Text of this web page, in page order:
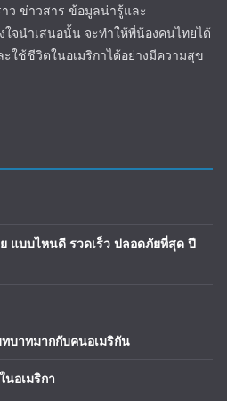
าว ข่าวสาร ข้อมูลน่ารู้และ
จนำเสนอนั้น จะทำให้พี่น้องคนไทยได้
ใช้ชีวิตในอเมริกาได้อย่างมีความสุข
แบบไหนดี รวดเร็ว ปลอดภัยที่สุด ปี
บาทมากกับคนอเมริกัน
อเมริกา